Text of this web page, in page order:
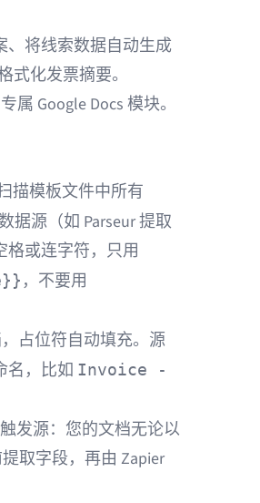
、将线索数据自动生成
化发票摘要。
Google Docs 模块。
描模板文件中所有
据源（如 Parseur 提取
格或连字符，只用
，不要用
占位符自动填充。源
名，比如 Invoice -
发源：您的文档无论以
取字段，再由 Zapier